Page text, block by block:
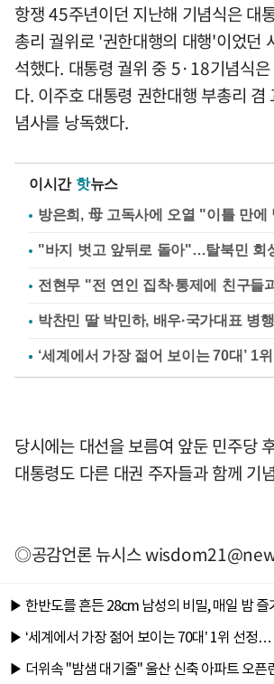
항쟁 45주년이던 지난해 기념식은 대
총리 궐위로 '권한대행의 대행'이었던
석했다. 대통령 궐위 중 5·18기념식
다. 이주호 대통령 권한대행 부총리 겸
념사를 낭독했다.
이시간 핫뉴스
방은희, 母 고독사에 오열 "이틀 만에
"바지 벗고 앞뒤로 돌아"…탈북민 회
전현무 "전 연인 집착·통제에 친구들
박찬민 딸 박민하, 배우·국가대표 병
당시에는 대선을 보름여 앞둔 민주당
대통령도 다른 대권 주자들과 함께 기
◎공감언론 뉴시스